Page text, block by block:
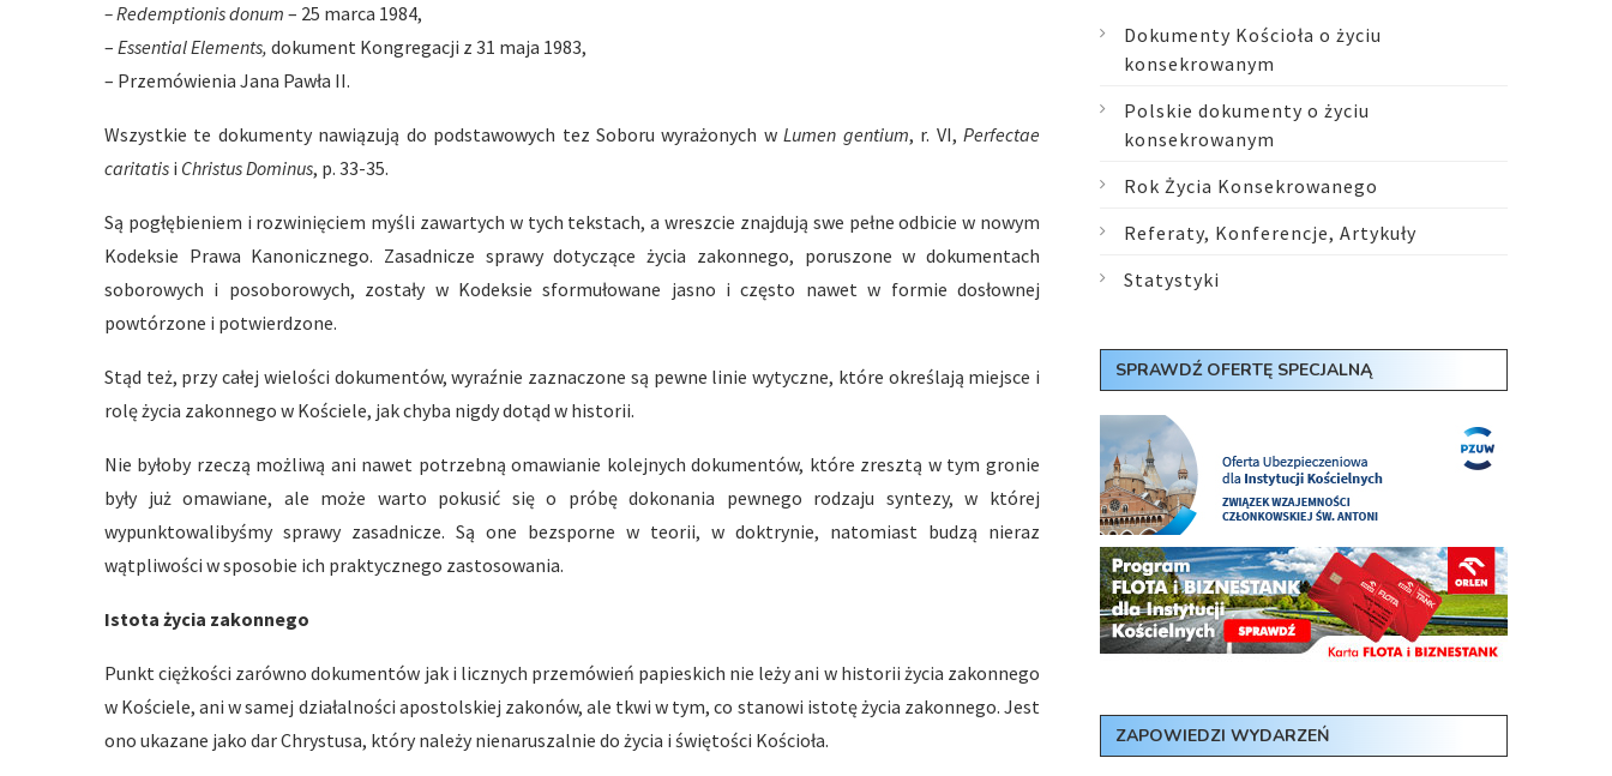
– Redemptionis donum – 25 marca 1984,
– Essential Elements, dokument Kongregacji z 31 maja 1983,
– Przemówienia Jana Pawła II.
Wszystkie te dokumenty nawiązują do podstawowych tez Soboru wyrażonych wLumen gentium, r. VI,Perfectae
caritatis i Christus Dominus, p. 33-35.
Są pogłębieniem i rozwinięciem myśli zawartych w tych tekstach, a wreszcie znajdują swe pełne odbicie w nowym
Kodeksie Prawa Kanonicznego. Zasadnicze sprawy dotyczące życia zakonnego, poruszone w dokumentach
soborowych i posoborowych, zostały w Kodeksie sformułowane jasno i często nawet w formie dosłownej
powtórzone i potwierdzone.
Stąd też, przy całej wielości dokumentów, wyraźnie zaznaczone są pewne linie wytyczne, które określają miejsce i
rolę życia zakonnego w Kościele, jak chyba nigdy dotąd w historii.
Nie byłoby rzeczą możliwą ani nawet potrzebną omawianie kolejnych dokumentów, które zresztą w tym gronie
były już omawiane, ale może warto pokusić się o próbę dokonania pewnego rodzaju syntezy, w której
wypunktowalibyśmy sprawy zasadnicze. Są one bezsporne w teorii, w doktrynie, natomiast budzą nieraz
wątpliwości w sposobie ich praktycznego zastosowania.
Istota życia zakonnego
Punkt ciężkości zarówno dokumentów jak i licznych przemówień papieskich nie leży ani w historii życia zakonnego
w Kościele, ani w samej działalności apostolskiej zakonów, ale tkwi w tym, co stanowi istotę życia zakonnego. Jest
ono ukazane jako dar Chrystusa, który należy nienaruszalnie do życia i świętości Kościoła.
Dokumenty Kościoła o życiu
konsekrowanym
Polskie dokumenty o życiu
konsekrowanym
Rok Życia Konsekrowanego
Referaty, Konferencje, Artykuły
Statystyki
SPRAWDŹ OFERTĘ SPECJALNĄ
ZAPOWIEDZI WYDARZEŃ